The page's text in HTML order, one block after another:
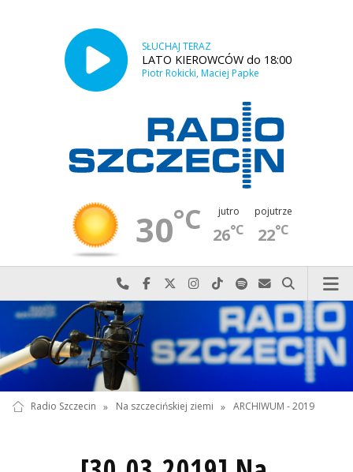
SŁUCHAJ TERAZ
LATO KIEROWCÓW do 18:00
Piotr Rokicki, Maciej Papke
30°C jutro
26°C
pojutrze
22°C
Najlepiej po prostu do nas zadzwoń
Odwiedź nas na Facebook-u
Odwiedź nas na X
Odwiedź nas na Instagram-ie
Odwiedź nas na TikTok-u
Szukaj nas na Spotify
Wyślij do nas
Szukaj
Radio Szczecin » Na szczecińskiej ziemi » ARCHIWUM - 2019